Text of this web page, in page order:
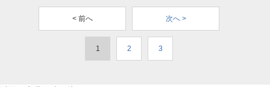
< 前へ 次へ >
1 2 3